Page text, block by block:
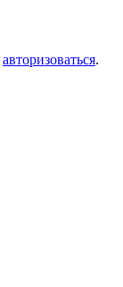
авторизоваться.